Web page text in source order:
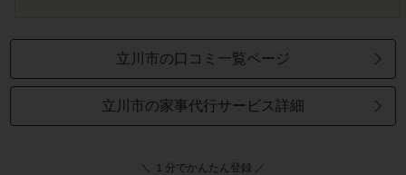
立川市の口コミ一覧ページ
立川市の家事代行サービス詳細
＼ １分でかんたん登録 ／